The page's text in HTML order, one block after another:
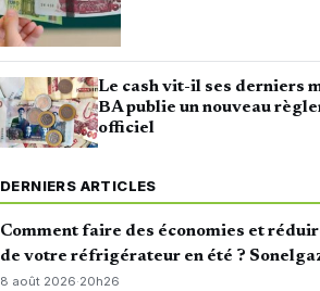
Le cash vit-il ses derniers
BA publie un nouveau
officiel
DERNIERS ARTICLES
Comment faire des économies et
de votre réfrigérateur en été ?
8 août 2026·20h26